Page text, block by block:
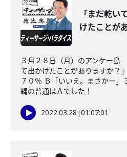
「まだ乾い
けたことが
３月２８日（月）のアンケー島
て出かけたことがありますか？
７０％ Ｂ「いいえ。まさかー」
縄の普通はＡでした！
2022.03.28 |01:07:01